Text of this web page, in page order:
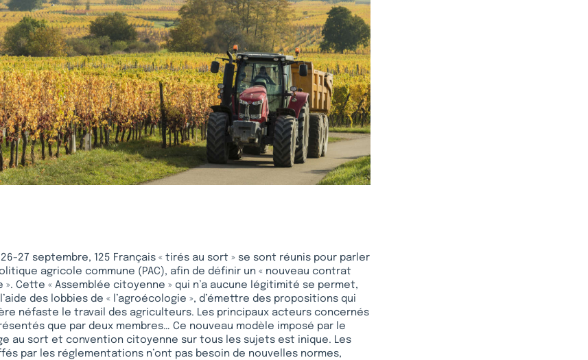
27 septembre, 125 Français « tirés au sort » se sont réunis pour parler
agricole commune (PAC), afin de définir un « nouveau contrat
». Cette « Assemblée citoyenne » qui n’a aucune légitimité se permet,
des lobbies de « l’agroécologie », d’émettre des propositions qui
néfaste le travail des agriculteurs. Les principaux acteurs concernés
que par deux membres… Ce nouveau modèle imposé par le
au sort et convention citoyenne sur tous les sujets est inique. Les
par les réglementations n’ont pas besoin de nouvelles normes,